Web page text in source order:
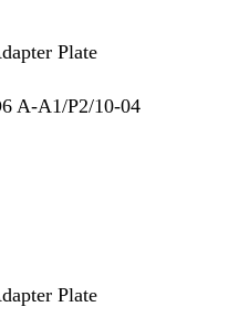
Plate
A-A1/P2/10-04
Plate